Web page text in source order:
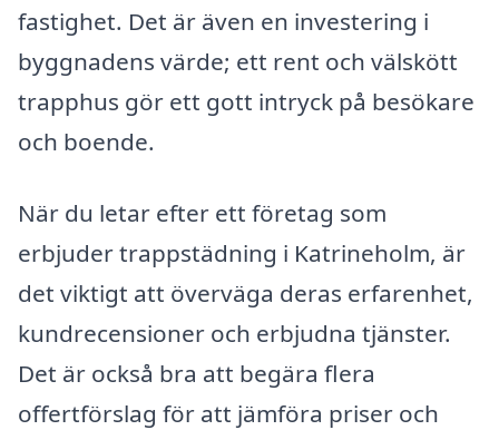
fastighet. Det är även en investering i
byggnadens värde; ett rent och välskött
trapphus gör ett gott intryck på besökare
och boende.
När du letar efter ett företag som
erbjuder trappstädning i Katrineholm, är
det viktigt att överväga deras erfarenhet,
kundrecensioner och erbjudna tjänster.
Det är också bra att begära flera
offertförslag för att jämföra priser och